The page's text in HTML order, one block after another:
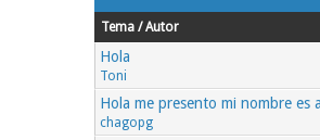
Tema / Autor
Hola
Toni
Hola me presento mi nombre es
chagopg